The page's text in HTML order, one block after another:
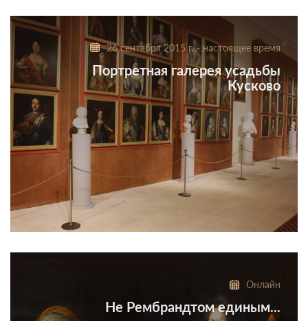
К 75-летию В.В. Неплюева
26 сентября 2015 г. - настоящее время
Портретная галерея усадьбы
Кусково
Портретная галерея усадьбы Кусково – одно из
XVIII века
Онлайн
Не Рембрандтом единым...